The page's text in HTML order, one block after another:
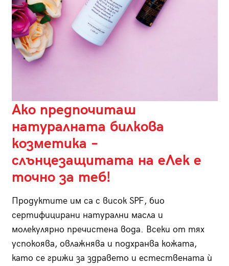
Ако предпочиташ
натуралната билкова
козметика –
слънцезащитата на еЛек е
точно за теб!
Продуктите им са с висок SPF, био
сертифицирани натурални масла и
молекулярно пречистена вода. Всеки от тях
успокоява, овлажнява и подхранва кожата,
като се грижи за здравето и естествената ѝ